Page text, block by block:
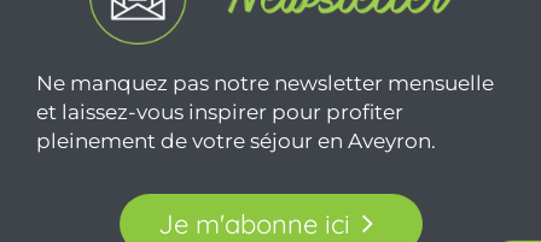
Ne manquez pas notre newsletter mensuelle
et laissez-vous inspirer pour profiter
pleinement de votre séjour en Aveyron.
Je m'abonne ici